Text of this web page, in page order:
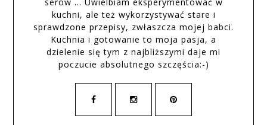
kuchni, ale też wykorzystywać stare i
sprawdzone przepisy, zwłaszcza mojej babci.
Kuchnia i gotowanie to moja pasja, a
dzielenie się tym z najbliższymi daje mi
poczucie absolutnego szczęścia:-)